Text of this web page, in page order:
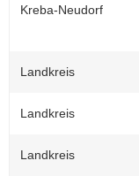
Kreba-Neudorf
Landkreis
Landkreis
Landkreis